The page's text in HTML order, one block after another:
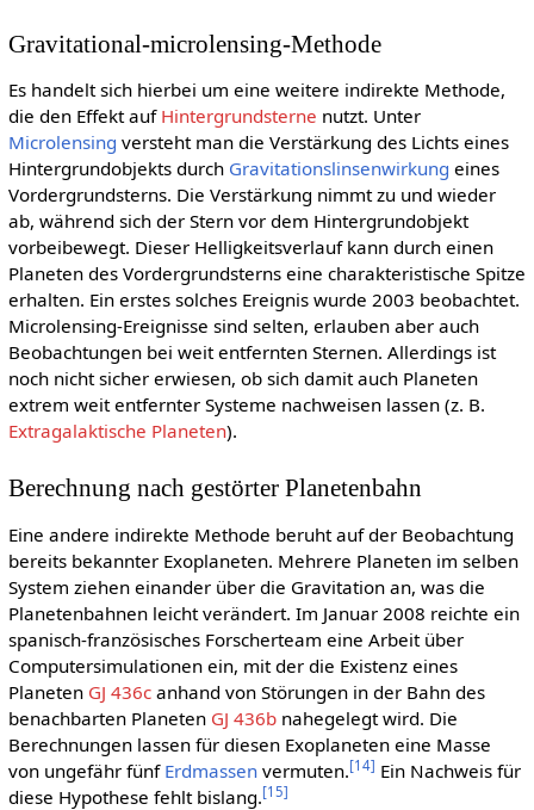
Gravitational-microlensing-Methode
Es handelt sich hierbei um eine weitere indirekte Methode,
die den Effekt auf Hintergrundsterne nutzt. Unter
Microlensing versteht man die Verstärkung des Lichts eines
Hintergrundobjekts durch Gravitationslinsenwirkung eines
Vordergrundsterns. Die Verstärkung nimmt zu und wieder
ab, während sich der Stern vor dem Hintergrundobjekt
vorbeibewegt. Dieser Helligkeitsverlauf kann durch einen
Planeten des Vordergrundsterns eine charakteristische Spitze
erhalten. Ein erstes solches Ereignis wurde 2003 beobachtet.
Microlensing-Ereignisse sind selten, erlauben aber auch
Beobachtungen bei weit entfernten Sternen. Allerdings ist
noch nicht sicher erwiesen, ob sich damit auch Planeten
extrem weit entfernter Systeme nachweisen lassen (z. B.
Extragalaktische Planeten).
Berechnung nach gestörter Planetenbahn
Eine andere indirekte Methode beruht auf der Beobachtung
bereits bekannter Exoplaneten. Mehrere Planeten im selben
System ziehen einander über die Gravitation an, was die
Planetenbahnen leicht verändert. Im Januar 2008 reichte ein
spanisch-französisches Forscherteam eine Arbeit über
Computersimulationen ein, mit der die Existenz eines
Planeten GJ 436canhand von Störungen in der Bahn des
benachbarten Planeten GJ 436bnahegelegt wird. Die
Berechnungen lassen für diesen Exoplaneten eine Masse
von ungefähr fünf Erdmassenvermuten.[14] Ein Nachweis für
diese Hypothese fehlt bislang.[15]